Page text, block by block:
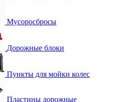
Мусоросбросы
Дорожные блоки
Пункты для мойки колес
Пластины дорожные